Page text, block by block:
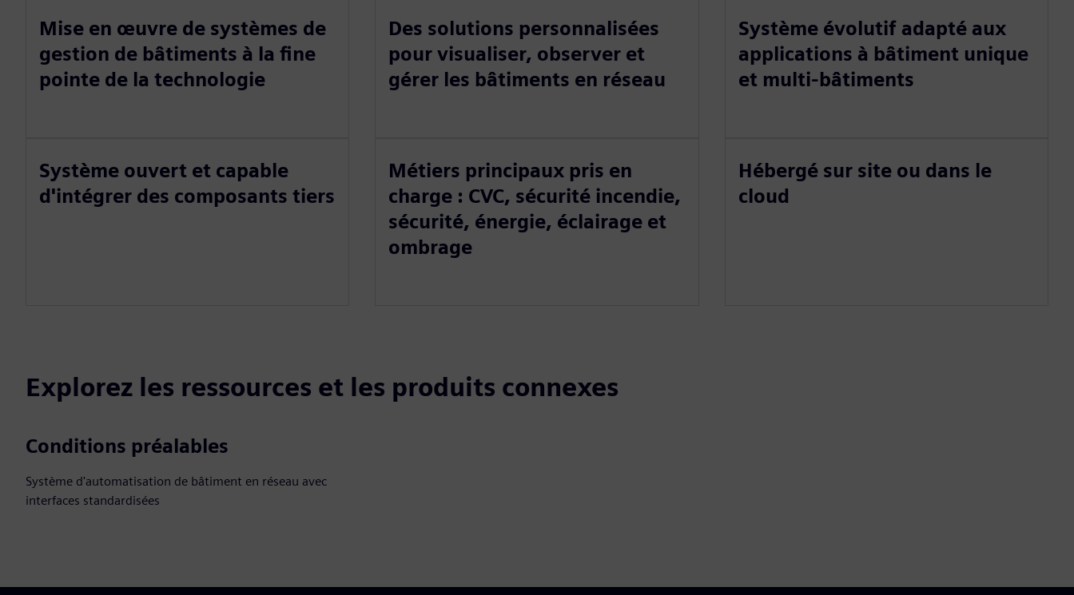
Mise en œuvre de systèmes de
gestion de bâtiments à la fine
pointe de la technologie
Des solutions personnalisées
pour visualiser, observer et
gérer les bâtiments en réseau
Système évolutif adapté aux
applications à bâtiment unique
et multi-bâtiments
Système ouvert et capable
d'intégrer des composants tiers
Métiers principaux pris en
charge : CVC, sécurité incendie,
sécurité, énergie, éclairage et
ombrage
Hébergé sur site ou dans le
cloud
Explorez les ressources et les produits connexes
Conditions préalables
Système d'automatisation de bâtiment en réseau avec
interfaces standardisées